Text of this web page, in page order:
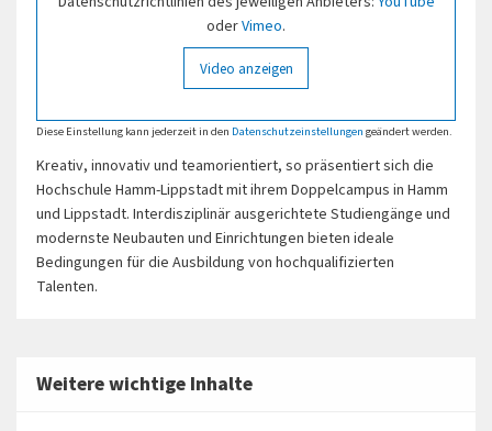
oderVimeo.
Video anzeigen
Diese Einstellung kann jederzeit in den Datenschutzeinstellungen geändert werden.
Kreativ, innovativ und teamorientiert, so präsentiert sich die
Hochschule Hamm-Lippstadt mit ihrem Doppelcampus in Hamm
und Lippstadt. Interdisziplinär ausgerichtete Studiengänge und
modernste Neubauten und Einrichtungen bieten ideale
Bedingungen für die Ausbildung von hochqualifizierten
Talenten.
Weitere wichtige Inhalte